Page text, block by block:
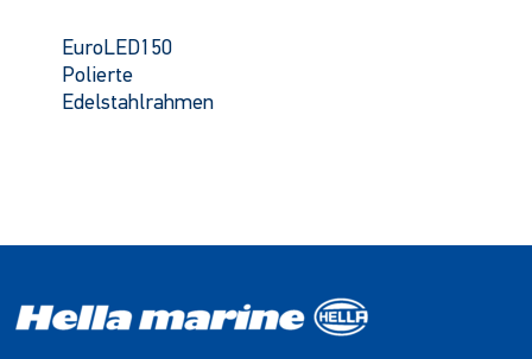
EuroLED150
Polierte
Edelstahlrahmen